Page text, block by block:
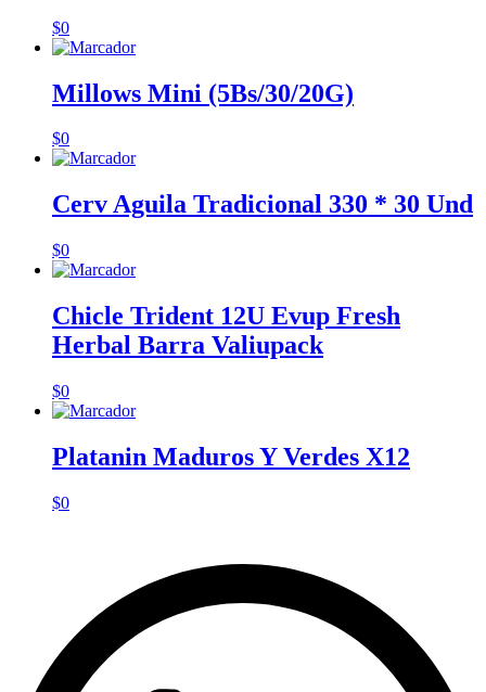
$0
Millows Mini (5Bs/30/20G)
$0
Cerv Aguila Tradicional 330 * 30 Und
$0
Chicle Trident 12U Evup Fresh
Herbal Barra Valiupack
$0
Platanin Maduros Y Verdes X12
$0